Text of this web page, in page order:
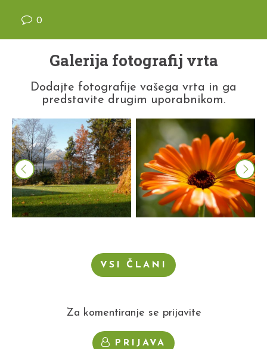
0
Galerija fotografij vrta
Dodajte fotografije vašega vrta in ga
predstavite drugim uporabnikom.
VSI ČLANI
Za komentiranje se prijavite
PRIJAVA